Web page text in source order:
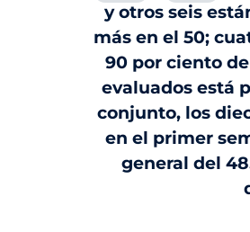
y otros seis
más en el 50;
90 por ciento
evaluados está
conjunto, los
en el primer
general del